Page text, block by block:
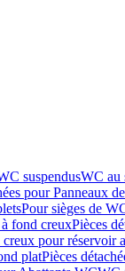
suspendusWC au
pour Panneaux
Pour sièges de
fond creuxPièces
pour réservoir
platPièces